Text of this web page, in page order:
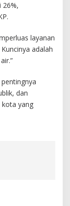
26%,
layanan
adalah
dan
kota yang